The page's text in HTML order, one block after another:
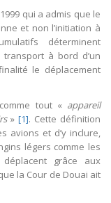
qui a admis que le
et non l’initiation à
déterminent
transport à bord d’un
le déplacement
tout « appareil
» [1]. Cette définition
avions et d’y inclure,
légers comme les
grâce aux
la Cour de Douai ait